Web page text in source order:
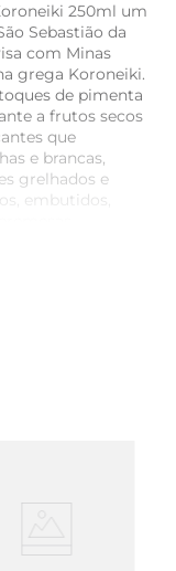
250ml um
Sebastião da
com Minas
grega Koroneiki.
de pimenta
a frutos secos
que
e brancas,
grelhados e
embutidos,
da luz e uma